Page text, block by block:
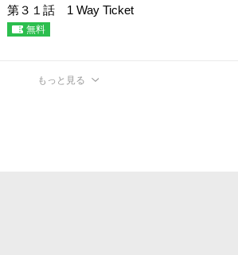
第３１話 1 Way Ticket
無料
もっと見る